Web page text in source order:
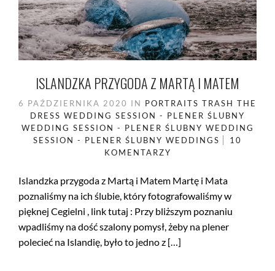
ISLANDZKA PRZYGODA Z MARTĄ I MATEM
6 PAŹDZIERNIKA 2020 IN PORTRAITS TRASH THE
DRESS WEDDING SESSION - PLENER ŚLUBNY
WEDDING SESSION - PLENER ŚLUBNY WEDDING
SESSION - PLENER ŚLUBNY WEDDINGS
10
KOMENTARZY
Islandzka przygoda z Martą i Matem Martę i Mata
poznaliśmy na ich ślubie, który fotografowaliśmy w
pięknej Cegielni , link tutaj : Przy bliższym poznaniu
wpadliśmy na dość szalony pomysł, żeby na plener
polecieć na Islandię, było to jedno z […]